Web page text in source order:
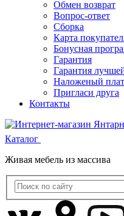
Обмен возврат
Вопрос-ответ
Сборка
Карта
Бонусная
Гарантия
Гарантия
Наложеный
Пригласи друга
Контакты
Каталог
Живая мебель из массива